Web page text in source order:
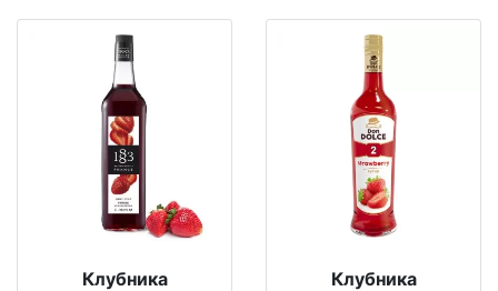
Клубника Клубника